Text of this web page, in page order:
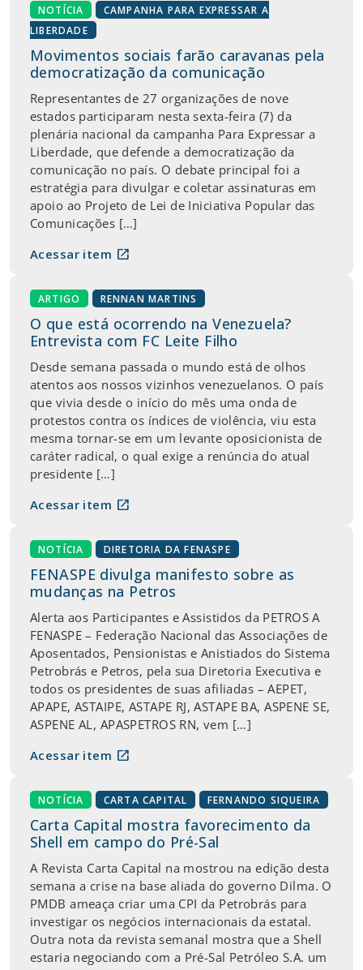
NOTÍCIA
CAMPANHA PARA EXPRESSAR A
LIBERDADE
Movimentos sociais farão caravanas pela
democratização da comunicação
Representantes de 27 organizações de nove
estados participaram nesta sexta-feira (7) da
plenária nacional da campanha Para Expressar a
Liberdade, que defende a democratização da
comunicação no país. O debate principal foi a
estratégia para divulgar e coletar assinaturas em
apoio ao Projeto de Lei de Iniciativa Popular das
Comunicações […]
Acessar item open_in_new
ARTIGO RENNAN MARTINS
O que está ocorrendo na Venezuela?
Entrevista com FC Leite Filho
Desde semana passada o mundo está de olhos
atentos aos nossos vizinhos venezuelanos. O país
que vivia desde o início do mês uma onda de
protestos contra os índices de violência, viu esta
mesma tornar-se em um levante oposicionista de
caráter radical, o qual exige a renúncia do atual
presidente […]
Acessar item open_in_new
NOTÍCIA DIRETORIA DA FENASPE
FENASPE divulga manifesto sobre as
mudanças na Petros
Alerta aos Participantes e Assistidos da PETROS A
FENASPE – Federação Nacional das Associações de
Aposentados, Pensionistas e Anistiados do Sistema
Petrobrás e Petros, pela sua Diretoria Executiva e
todos os presidentes de suas afiliadas – AEPET,
APAPE, ASTAIPE, ASTAPE RJ, ASTAPE BA, ASPENE SE,
ASPENE AL, APASPETROS RN, vem […]
Acessar item open_in_new
NOTÍCIA CARTA CAPITAL FERNANDO SIQUEIRA
Carta Capital mostra favorecimento da
Shell em campo do Pré-Sal
A Revista Carta Capital na mostrou na edição desta
semana a crise na base aliada do governo Dilma. O
PMDB ameaça criar uma CPI da Petrobrás para
investigar os negócios internacionais da estatal.
Outra nota da revista semanal mostra que a Shell
estaria negociando com a Pré-Sal Petróleo S.A. um